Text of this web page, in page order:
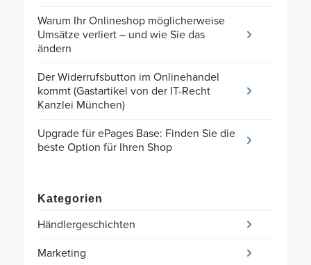
Warum Ihr Onlineshop möglicherweise
Umsätze verliert – und wie Sie das
ändern
Der Widerrufsbutton im Onlinehandel
kommt (Gastartikel von der IT-Recht
Kanzlei München)
Upgrade für ePages Base: Finden Sie die
beste Option für Ihren Shop
Kategorien
Händlergeschichten
Marketing